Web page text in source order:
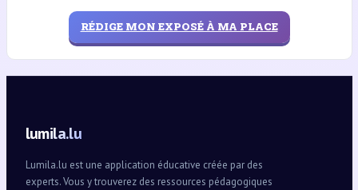
RÉDIGE MON EXPOSÉ À MA PLACE
lumila.lu
Lumila.lu est une application éducative créée par des
experts. Vous y trouverez des ressources pédagogiques